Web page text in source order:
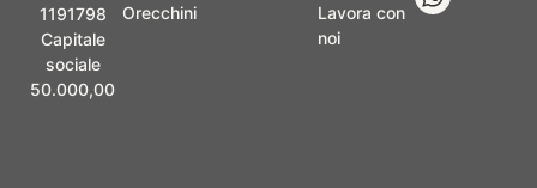
1191798
Capitale
sociale
50.000,00
Orecchini
Lavora con
noi